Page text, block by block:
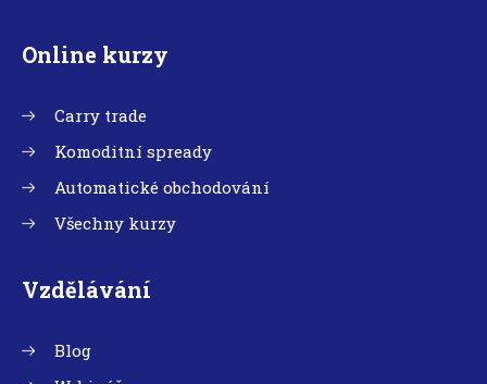
Online kurzy
Carry trade
Komoditní spready
Automatické obchodování
Všechny kurzy
Vzdělávání
Blog